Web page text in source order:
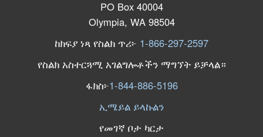
PO Box 40004
Olympia, WA 98504
ከክፍያ ነጻ የስልክ ጥሪ፦ 1-866-297-2597
የስልክ አስተርጓሚ አገልግሎቶችን ማግኘት ይቻላል።
ፋክስ፦1-844-886-5196
ኢሜይል ይላኩልን
የመገኛ ቦታ ካርታ